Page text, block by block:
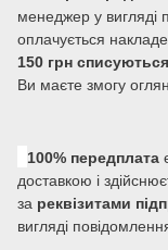
менеджер у вигляді
оплачується
150 грн
Ви маєте змогу
100% передплата
доставкою і
за реквізитами
вигляді